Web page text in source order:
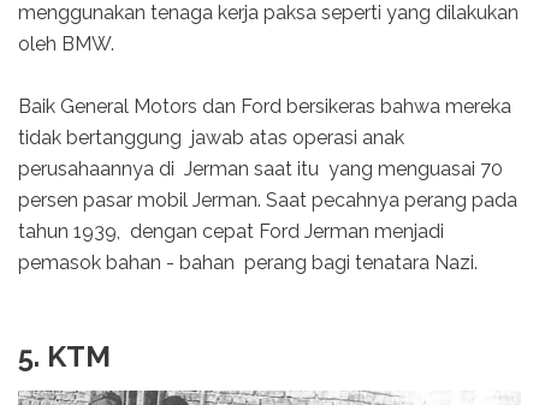
menggunakan tenaga kerja paksa seperti yang dilakukan
oleh BMW.
Baik General Motors dan Ford bersikeras bahwa mereka
tidak bertanggung jawab atas operasi anak
perusahaannya di Jerman saat itu yang menguasai 70
persen pasar mobil Jerman. Saat pecahnya perang pada
tahun 1939, dengan cepat Ford Jerman menjadi
pemasok bahan - bahan perang bagi tenatara Nazi.
5. KTM